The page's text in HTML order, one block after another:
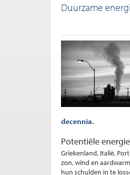
Duurzame
decennia.
Potentiële
Griekenland, Italië,
zon, wind en
hun schulden in te